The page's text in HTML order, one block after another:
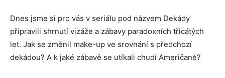
Dnes jsme si pro vás v seriálu pod názvem Dekády
připravili shrnutí vizáže a zábavy paradoxních třicátých
let. Jak se změnil make-up ve srovnání s předchozí
dekádou? A k jaké zábavě se utíkali chudí Američané?